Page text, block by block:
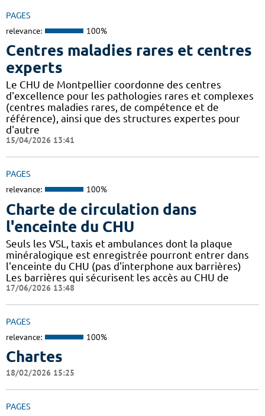
PAGES
relevance: 100%
Centres maladies rares et centres
experts
Le CHU de Montpellier coordonne des centres
d'excellence pour les pathologies rares et complexes
(centres maladies rares, de compétence et de
référence), ainsi que des structures expertes pour
d'autre
15/04/2026 13:41
PAGES
relevance: 100%
Charte de circulation dans
l'enceinte du CHU
Seuls les VSL, taxis et ambulances dont la plaque
minéralogique est enregistrée pourront entrer dans
l'enceinte du CHU (pas d'interphone aux barrières)
Les barrières qui sécurisent les accès au CHU de
17/06/2026 13:48
PAGES
relevance: 100%
Chartes
18/02/2026 15:25
PAGES